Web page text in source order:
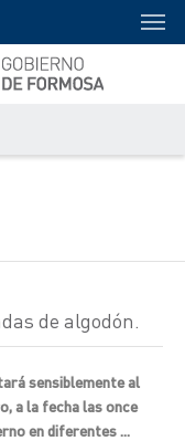
de algodón.
sensiblemente al
a la fecha las once
en diferentes ...